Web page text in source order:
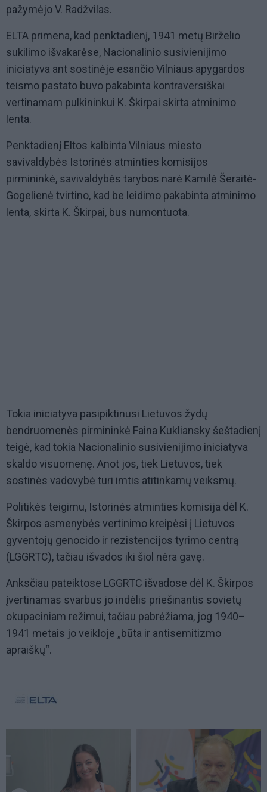
pažymėjo V. Radžvilas.
E LTA primena, kad penktadienį, 1941 metų Birželio
sukilimo išvakarėse, Nacionalinio susivienijimo
iniciatyva ant sostinėje esančio Vilniaus apygardos
teismo pastato buvo pakabinta kontraversiškai
vertinamam pulkininkui K. Škirpai skirta atminimo
lenta.
Penktadienį Eltos kalbinta Vilniaus miesto
savivaldybės Istorinės atminties komisijos
pirmininkė, savivaldybės tarybos narė Kamilė Šeraitė-
Gogelienė tvirtino, kad be leidimo pakabinta atminimo
lenta, skirta K. Škirpai, bus numontuota.
Tokia iniciatyva pasipiktinusi Lietuvos žydų
bendruomenės pirmininkė Faina Kukliansky šeštadienį
teigė, kad tokia Nacionalinio susivienijimo iniciatyva
skaldo visuomenę. Anot jos, tiek Lietuvos, tiek
sostinės vadovybė turi imtis atitinkamų veiksmų.
Politikės teigimu, Istorinės atminties komisija dėl K.
Škirpos asmenybės vertinimo kreipėsi į Lietuvos
gyventojų genocido ir rezistencijos tyrimo centrą
(LGGRTC), tačiau išvados iki šiol nėra gavę.
Anksčiau pateiktose LGGRTC išvadose dėl K. Škirpos
įvertinamas svarbus jo indėlis priešinantis sovietų
okupaciniam režimui, tačiau pabrėžiama, jog 1940–
1941 metais jo veikloje „būta ir antisemitizmo
apraiškų“.